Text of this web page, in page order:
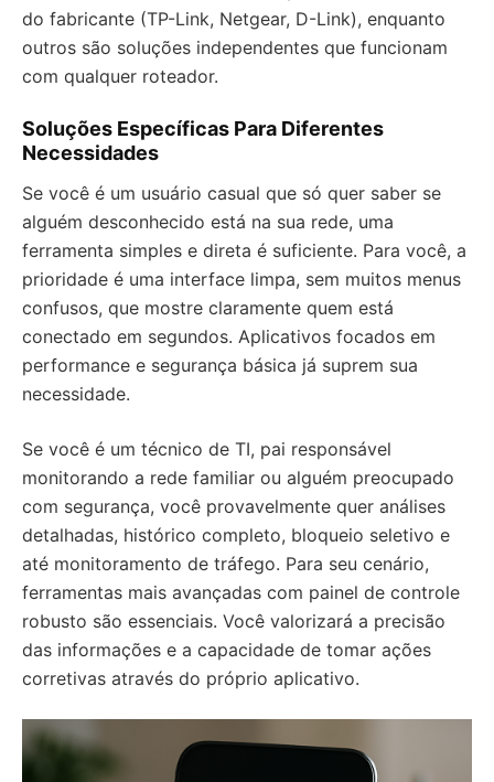
do fabricante (TP-Link, Netgear, D-Link), enquanto
outros são soluções independentes que funcionam
com qualquer roteador.
Soluções Específicas Para Diferentes
Necessidades
Se você é um usuário casual que só quer saber se
alguém desconhecido está na sua rede, uma
ferramenta simples e direta é suficiente. Para você, a
prioridade é uma interface limpa, sem muitos menus
confusos, que mostre claramente quem está
conectado em segundos. Aplicativos focados em
performance e segurança básica já suprem sua
necessidade.
Se você é um técnico de TI, pai responsável
monitorando a rede familiar ou alguém preocupado
com segurança, você provavelmente quer análises
detalhadas, histórico completo, bloqueio seletivo e
até monitoramento de tráfego. Para seu cenário,
ferramentas mais avançadas com painel de controle
robusto são essenciais. Você valorizará a precisão
das informações e a capacidade de tomar ações
corretivas através do próprio aplicativo.